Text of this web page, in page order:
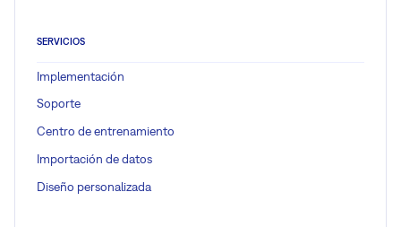
SERVICIOS
Implementación
Soporte
Centro de entrenamiento
Importación de datos
Diseño personalizada